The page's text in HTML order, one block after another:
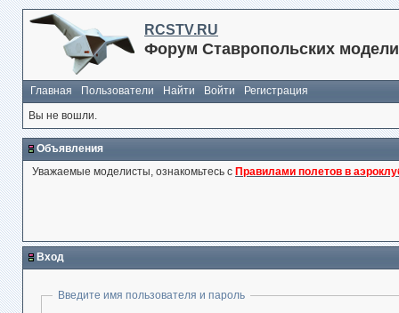
RCSTV.RU
Форум Ставропольских
Главная Пользователи Найти Войти
Регистрация
Вы не вошли.
Объявления
Уважаемые моделисты, ознакомьтесь с Правилами полетов в
Вход
Введите имя пользователя и пароль